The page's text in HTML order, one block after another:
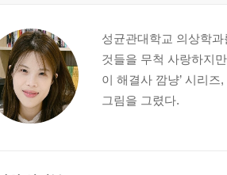
성균관대학교 의상학
것들을 무척 사랑하지
이 해결사 깜냥’ 시리
그림을 그렸다.